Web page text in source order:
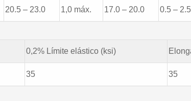
20.5 – 23.0 1,0 máx. 17.0 – 20.0 0.5 – 2.5
0,2% Límite elástico (ksi)
35 35